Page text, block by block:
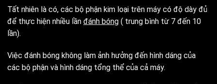
Tất nhiên là có, các bộ phận kim loại trên máy có độ dày đủ
để thực hiện nhiều lần đánh bóng ( trung bình từ 7 đến 10
lần).
Việc đánh bóng không làm ảnh hưởng đến hình dáng của
các bộ phận và hình dáng tổng thể của cả máy.